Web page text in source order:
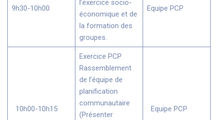
9h30-10h00
l’exercice socio-
économique et de
la formation des
groupes.
Equipe PCP
10h00-10h15
Exercice PCP
Rassemblement
de l’équipe de
planification
communautaire
(Présenter
Equipe PCP